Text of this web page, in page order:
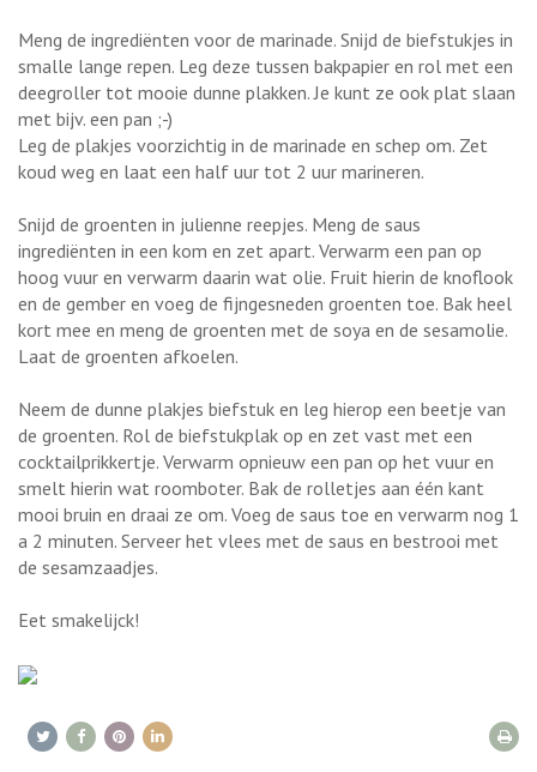
Meng de ingrediënten voor de marinade. Snijd de biefstukjes in
smalle lange repen. Leg deze tussen bakpapier en rol met een
deegroller tot mooie dunne plakken. Je kunt ze ook plat slaan
met bijv. een pan ;-)
Leg de plakjes voorzichtig in de marinade en schep om. Zet
koud weg en laat een half uur tot 2 uur marineren.
Snijd de groenten in julienne reepjes. Meng de saus
ingrediënten in een kom en zet apart. Verwarm een pan op
hoog vuur en verwarm daarin wat olie. Fruit hierin de knoflook
en de gember en voeg de fijngesneden groenten toe. Bak heel
kort mee en meng de groenten met de soya en de sesamolie.
Laat de groenten afkoelen.
Neem de dunne plakjes biefstuk en leg hierop een beetje van
de groenten. Rol de biefstukplak op en zet vast met een
cocktailprikkertje. Verwarm opnieuw een pan op het vuur en
smelt hierin wat roomboter. Bak de rolletjes aan één kant
mooi bruin en draai ze om. Voeg de saus toe en verwarm nog 1
a 2 minuten. Serveer het vlees met de saus en bestrooi met
de sesamzaadjes.
Eet smakelijck!